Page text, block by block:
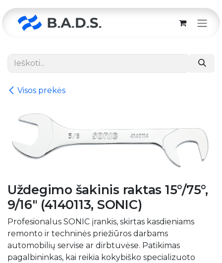
Visos prekės
Uždegimo šakinis raktas 15°/75°,
9/16″ (4140113, SONIC)
Profesionalus SONIC įrankis, skirtas kasdieniams
remonto ir techninės priežiūros darbams
automobilių servise ar dirbtuvėse. Patikimas
pagalbininkas, kai reikia kokybiško specializuoto